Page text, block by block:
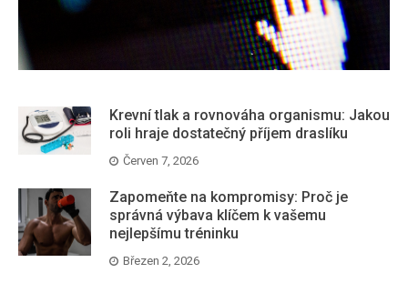
Krevní tlak a rovnováha organismu: Jakou
roli hraje dostatečný příjem draslíku
Červen 7, 2026
Zapomeňte na kompromisy: Proč je
správná výbava klíčem k vašemu
nejlepšímu tréninku
Březen 2, 2026